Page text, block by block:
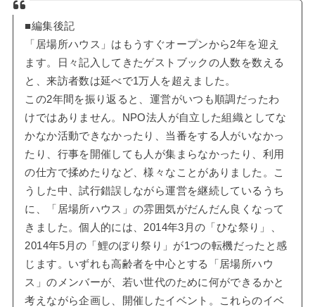
■編集後記
「居場所ハウス」はもうすぐオープンから2年を迎え
ます。日々記入してきたゲストブックの人数を数える
と、来訪者数は延べで1万人を超えました。
この2年間を振り返ると、運営がいつも順調だったわ
けではありません。NPO法人が自立した組織としてな
かなか活動できなかったり、当番をする人がいなかっ
たり、行事を開催しても人が集まらなかったり、利用
の仕方で揉めたりなど、様々なことがありました。こ
うした中、試行錯誤しながら運営を継続しているうち
に、「居場所ハウス」の雰囲気がだんだん良くなって
きました。個人的には、2014年3月の「ひな祭り」、
2014年5月の「鯉のぼり祭り」が1つの転機だったと感
じます。いずれも高齢者を中心とする「居場所ハウ
ス」のメンバーが、若い世代のために何ができるかと
考えながら企画し、開催したイベント。これらのイベ